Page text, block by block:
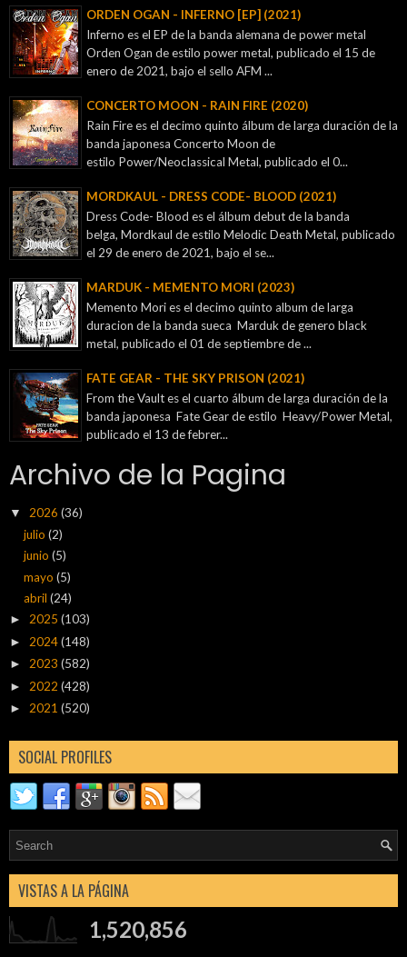
ORDEN OGAN - INFERNO [EP] (2021)
Inferno es el EP de la banda alemana de power metal
Orden Ogan de estilo power metal, publicado el 15 de
enero de 2021, bajo el sello AFM ...
CONCERTO MOON - RAIN FIRE (2020)
Rain Fire es el decimo quinto álbum de larga duración de la
banda japonesa Concerto Moon de
estilo Power/Neoclassical Metal, publicado el 0...
MORDKAUL - DRESS CODE- BLOOD (2021)
Dress Code- Blood es el álbum debut de la banda
belga, Mordkaul de estilo Melodic Death Metal, publicado
el 29 de enero de 2021, bajo el se...
MARDUK - MEMENTO MORI (2023)
Memento Mori es el decimo quinto album de larga
duracion de la banda sueca Marduk de genero black
metal, publicado el 01 de septiembre de ...
FATE GEAR - THE SKY PRISON (2021)
From the Vault es el cuarto álbum de larga duración de la
banda japonesa Fate Gear de estilo Heavy/Power Metal,
publicado el 13 de febrer...
Archivo de la Pagina
▼ 2026 (36)
julio(2)
junio(5)
mayo(5)
abril(24)
► 2025 (103)
► 2024(148)
► 2023 (582)
► 2022 (428)
► 2021 (520)
SOCIAL PROFILES
VISTAS A LA PÁGINA
1,520,856